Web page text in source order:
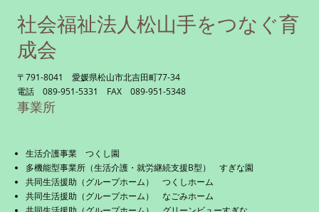
社会福祉法人松山手をつなぐ育
成会
〒791-8041 愛媛県松山市北吉田町77-34
電話 089-951-5331 FAX 089-951-5348
事業所
生活介護事業 つくし園
多機能型事業所（生活介護・就労継続支援B型） すぎな園
共同生活援助（グループホーム） つくしホーム
共同生活援助（グループホーム） なごみホーム